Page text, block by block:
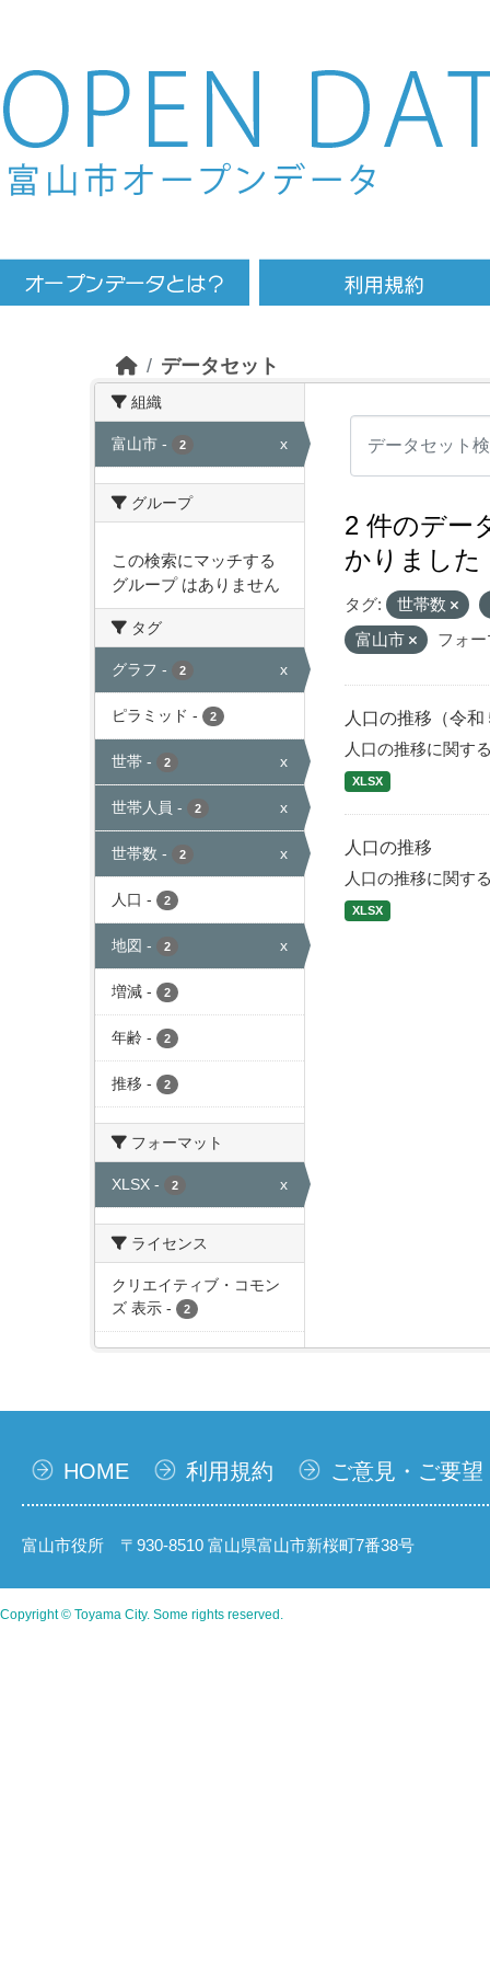
Skip to main content
データセット
組織
富山市 - 2 x
グループ
この検索にマッチする
グループ はありません
タグ
グラフ - 2 x
ピラミッド - 2
世帯 - 2 x
世帯人員 - 2 x
世帯数 - 2 x
人口 - 2
地図 - 2 x
増減 - 2
年齢 - 2
推移 - 2
フォーマット
XLSX - 2 x
ライセンス
クリエイティブ・コモン
ズ 表示 - 2
2 件のデー
かりました
タグ: 世帯数
富山市
フォ
人口の推移（令和
人口の推移に関す
XLSX
人口の推移
人口の推移に関す
XLSX
HOME 利用規約 ご意見・ご要望
富山市役所 〒930-8510 富山県富山市新桜町7番38号
Copyright © Toyama City. Some rights reserved.